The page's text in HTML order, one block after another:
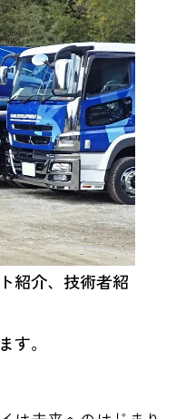
紹介、技術者紹
す。